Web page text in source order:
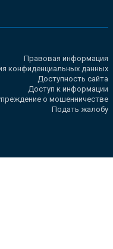
Правовая информация
конфиденциальных данных
Доступность сайта
Доступ к информации
о мошенничестве
Подать жалобу